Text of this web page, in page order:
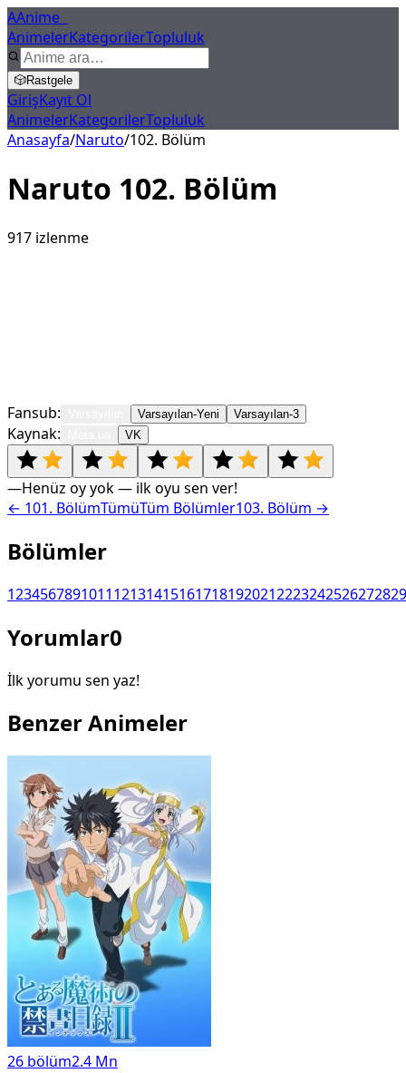
AAnime
AnimelerKategorilerTopluluk
🎲Rastgele
GirişKayıt Ol
AnimelerKategorilerTopluluk
Anasayfa/Naruto/102. Bölüm
Naruto 102. Bölüm
917 izlenme
Fansub: Varsayılan-Yeni Varsayılan-3
Kaynak: VK
—Henüz oy yok — ilk oyu sen ver!
← 101. BölümTümüTüm Bölümler103. Bölüm →
Bölümler
1234567891011121314151617181920212223242526272829
Yorumlar0
İlk yorumu sen yaz!
Benzer Animeler
26 bölüm2.4 Mn